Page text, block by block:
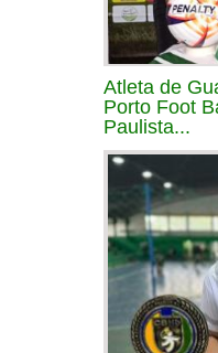
Atleta de
Porto Foot
Paulista...